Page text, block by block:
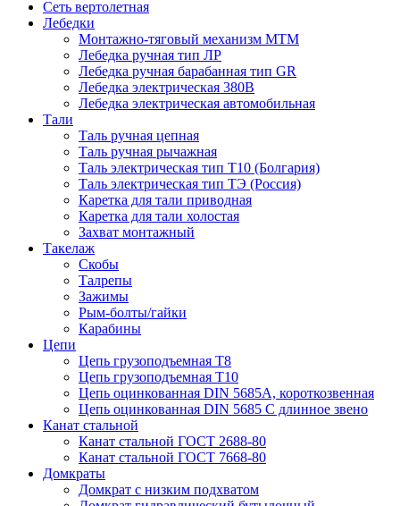
Сеть вертолетная
Лебедки
Монтажно-тяговый механизм МТМ
Лебедка ручная тип ЛР
Лебедка ручная барабанная тип GR
Лебедка электрическая 380В
Лебедка электрическая автомобильная
Тали
Таль ручная цепная
Таль ручная рычажная
Таль электрическая тип Т10 (Болгария)
Таль электрическая тип ТЭ (Россия)
Каретка для тали приводная
Каретка для тали холостая
Захват монтажный
Такелаж
Скобы
Талрепы
Зажимы
Рым-болты/гайки
Карабины
Цепи
Цепь грузоподъемная Т8
Цепь грузоподъемная Т10
Цепь оцинкованная DIN 5685A, короткозвенная
Цепь оцинкованная DIN 5685 С длинное звено
Канат стальной
Канат стальной ГОСТ 2688-80
Канат стальной ГОСТ 7668-80
Домкраты
Домкрат с низким подхватом